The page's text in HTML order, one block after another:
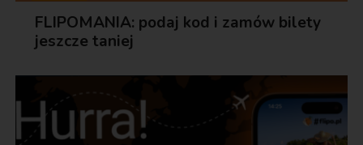
FLIPOMANIA: podaj kod i zamów bilety
jeszcze taniej